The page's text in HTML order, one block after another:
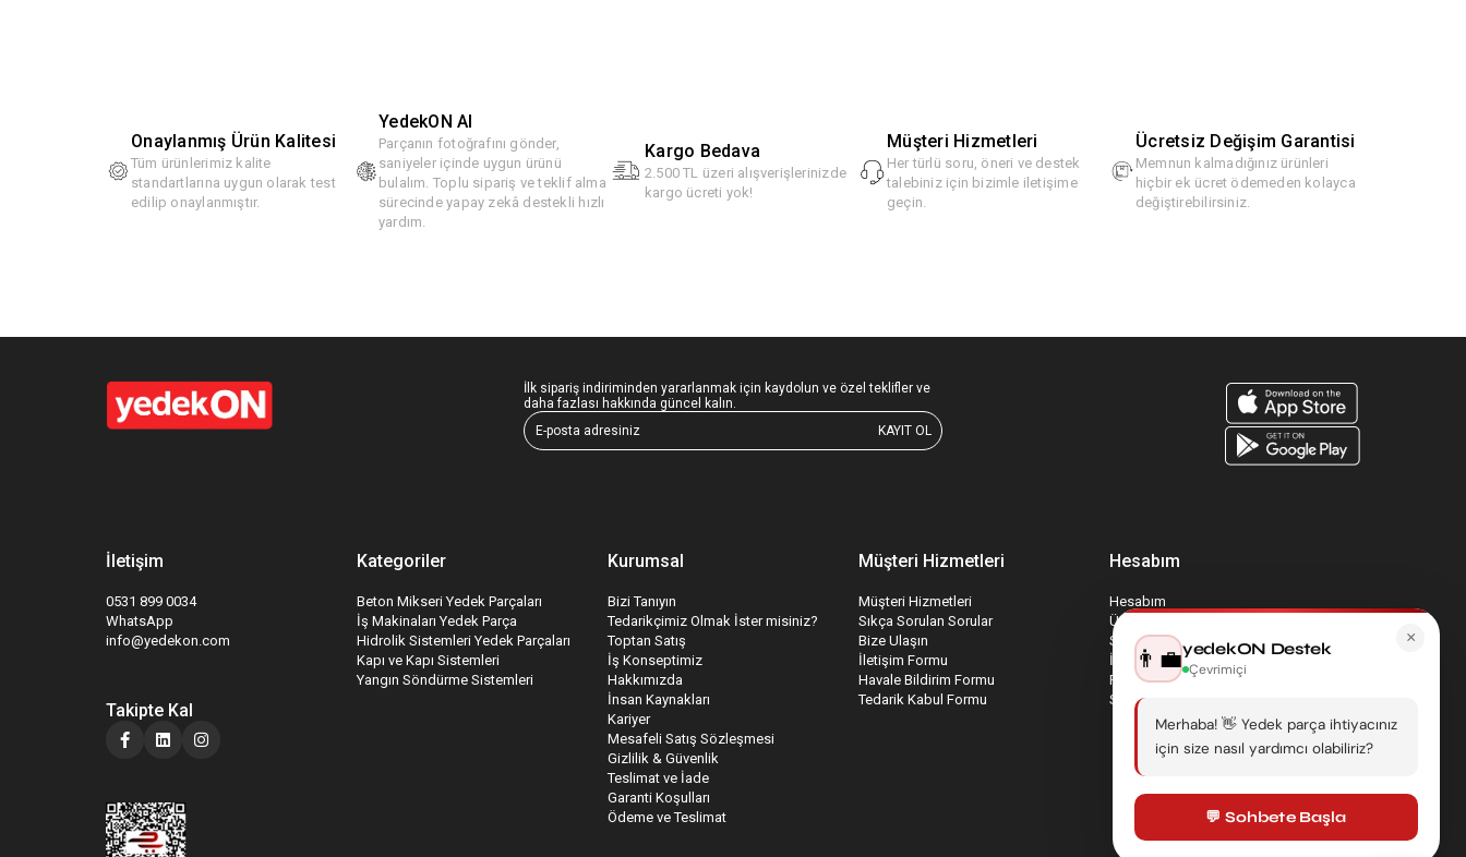
Onaylanmış Ürün Kalitesi
Tüm ürünlerimiz kalite
standartlarına uygun olarak test
edilip onaylanmıştır.
YedekON AI
Parçanın fotoğrafını gönder,
saniyeler içinde uygun ürünü
bulalım. Toplu sipariş ve teklif alma
sürecinde yapay zekâ destekli hızlı
yardım.
Kargo Bedava
2.500 TL üzeri alışverişlerinizde
kargo ücreti yok!
Müşteri Hizmetleri
Her türlü soru, öneri ve destek
talebiniz için bizimle iletişime
geçin.
Ücretsiz Değişim Garantisi
Memnun kalmadığınız ürünleri
hiçbir ek ücret ödemeden kolayca
değiştirebilirsiniz.
İlk sipariş indiriminden yararlanmak için kaydolun ve özel teklifler ve
daha fazlası hakkında güncel kalın.
KAYIT OL
İletişim
0531 899 0034
WhatsApp
info@yedekon.com
Takipte Kal
Kategoriler
Beton Mikseri Yedek Parçaları
İş Makinaları Yedek Parça
Hidrolik Sistemleri Yedek Parçaları
Kapı ve Kapı Sistemleri
Yangın Söndürme Sistemleri
Kurumsal
Bizi Tanıyın
Tedarikçimiz Olmak İster misiniz?
Toptan Satış
İş Konseptimiz
Hakkımızda
İnsan Kaynakları
Kariyer
Mesafeli Satış Sözleşmesi
Gizlilik & Güvenlik
Teslimat ve İade
Garanti Koşulları
Ödeme ve Teslimat
Müşteri Hizmetleri
Müşteri Hizmetleri
Sıkça Sorulan Sorular
Bize Ulaşın
İletişim Formu
Havale Bildirim Formu
Tedarik Kabul Formu
Hesabım
Hesabım
Üyelik Bilgilerim
Sepetim
İade Taleplerim
Favori Ürünlerim
Sipariş Takip
×
👨‍💼yedekON Destek
Çevrimiçi
Merhaba! 👋 Yedek parça ihtiyacınız
için size nasıl yardımcı olabiliriz?
💬 Sohbete Başla